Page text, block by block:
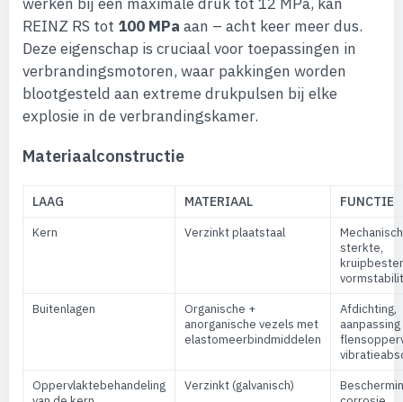
REINZ RS tot 100 MPa aan – acht keer meer dus.
Deze eigenschap is cruciaal voor toepassingen in
verbrandingsmotoren, waar pakkingen worden
blootgesteld aan extreme drukpulsen bij elke
explosie in de verbrandingskamer.
Materiaalconstructie
LAAG MATERIAAL FUNCTIE
Kern Verzinkt plaatstaal
sterkte,
Buitenlagen
Organische +
anorganische vezels met
elastomeerbindmiddelen
Afdichting,
aanpassing
Oppervlaktebehandeling
Verzinkt (galvanisch)